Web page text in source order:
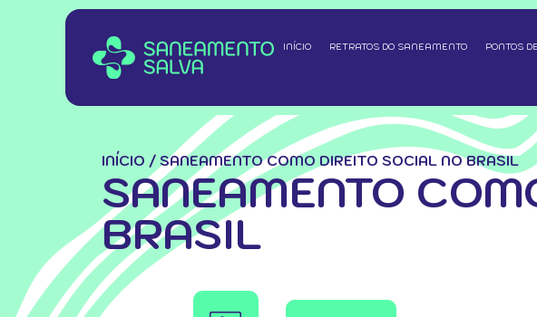
INÍCIO RETRATOS DO SANEAMENTO PONTOS
INÍCIO / SANEAMENTO COMO DIREITO SOCIAL NO BRASIL
SANEAMENTO
BRASIL